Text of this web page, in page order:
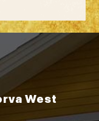
West